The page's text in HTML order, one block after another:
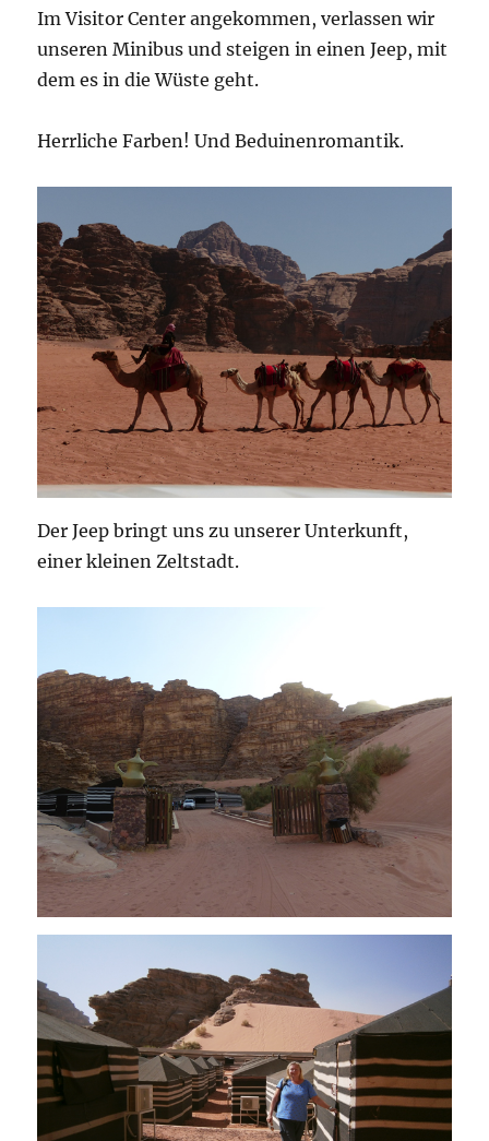
Im Visitor Center angekommen, verlassen wir
unseren Minibus und steigen in einen Jeep, mit
dem es in die Wüste geht.
Herrliche Farben! Und Beduinenromantik.
Der Jeep bringt uns zu unserer Unterkunft,
einer kleinen Zeltstadt.